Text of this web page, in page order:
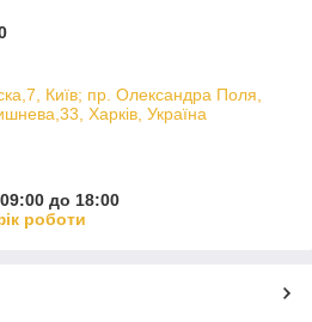
Київ; пр. Олександра Поля,
Харків, Україна
до 18:00
роботи